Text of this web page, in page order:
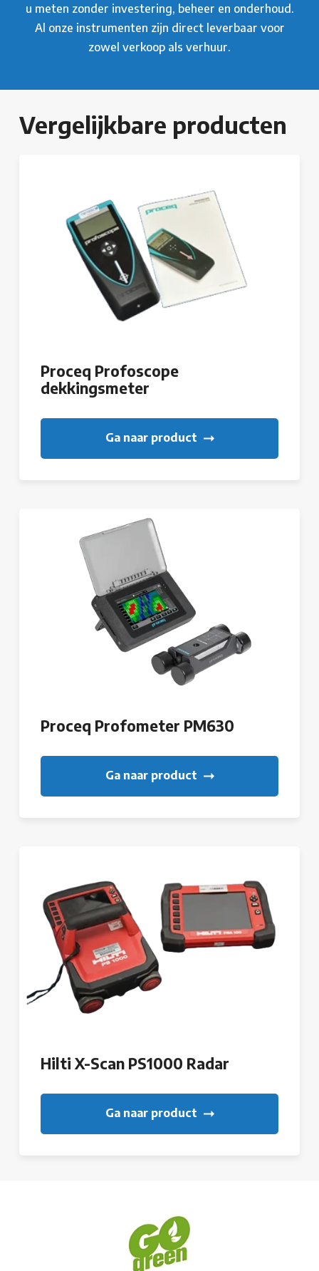
u meten zonder investering, beheer en onderhoud.
Al onze instrumenten zijn direct leverbaar voor
zowel verkoop als verhuur.
Vergelijkbare producten
Proceq Profoscope
dekkingsmeter
Ga naar product
Proceq Profometer PM630
Ga naar product
Hilti X-Scan PS1000 Radar
Ga naar product